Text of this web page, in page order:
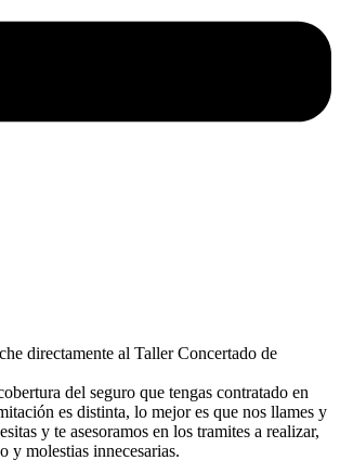
directamente al Taller Concertado de
del seguro que tengas contratado en
es distinta, lo mejor es que nos llames y
y te asesoramos en los tramites a realizar,
y molestias innecesarias.